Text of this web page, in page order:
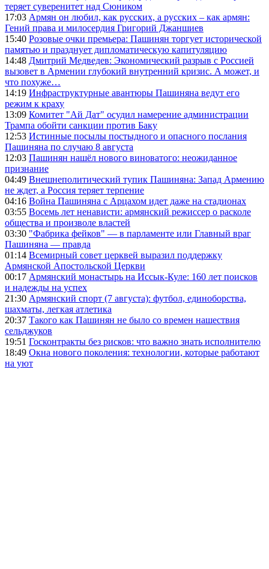
теряет суверенитет над Сюником
17:03 Армян он любил, как русских, а русских – как армян:
Гений права и милосердия Григорий Джаншиев
15:40 Розовые очки премьера: Пашинян торгует исторической
памятью и празднует дипломатическую капитуляцию
14:48 Дмитрий Медведев: Экономический разрыв с Россией
вызовет в Армении глубокий внутренний кризис. А может, и
что похуже…
14:19 Инфраструктурные авантюры Пашиняна ведут его
режим к краху
13:09 Комитет "Ай Дат" осудил намерение администрации
Трампа обойти санкции против Баку
12:53 Истинные посылы постыдного и опасного послания
Пашиняна по случаю 8 августа
12:03 Пашинян нашёл нового виноватого: неожиданное
признание
04:49 Внешнеполитический тупик Пашиняна: Запад Армению
не ждет, а Россия теряет терпение
04:16 Война Пашиняна с Арцахом идет даже на стадионах
03:55 Восемь лет ненависти: армянский режиссер о расколе
общества и произволе властей
03:30 "Фабрика фейков" — в парламенте или Главный враг
Пашиняна — правда
01:14 Всемирный совет церквей выразил поддержку
Армянской Апостольской Церкви
00:17 Армянский монастырь на Иссык-Куле: 160 лет поисков
и надежды на успех
21:30 Армянский спорт (7 августа): футбол, единоборства,
шахматы, легкая атлетика
20:37 Такого как Пашинян не было со времен нашествия
сельджуков
19:51 Госконтракты без рисков: что важно знать исполнителю
18:49 Окна нового поколения: технологии, которые работают
на уют